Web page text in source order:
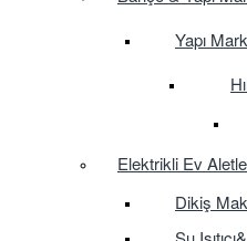
Yapı
Elektrikli Ev
Dikiş